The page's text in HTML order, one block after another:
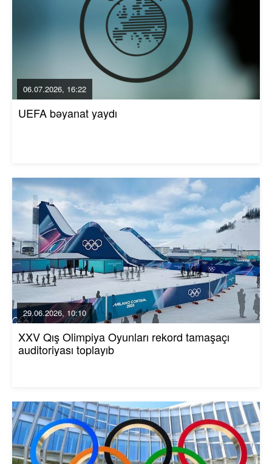
06.07.2026, 16:22
UEFA bəyanat yaydı
29.06.2026, 10:10
XXV Qış Olimpiya Oyunları rekord tamaşaçı
auditoriyası toplayıb